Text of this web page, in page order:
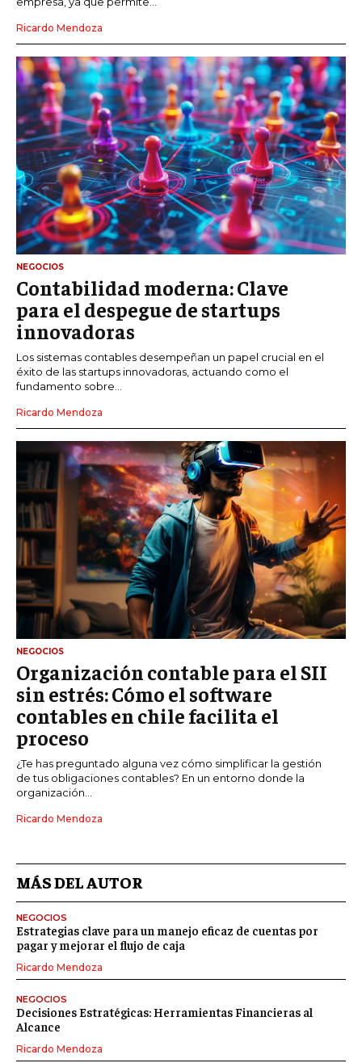
Ricardo Mendoza
NEGOCIOS
Contabilidad moderna: Clave
para el despegue de startups
innovadoras
Los sistemas contables desempeñan un papel crucial en el
éxito de las startups innovadoras, actuando como el
fundamento sobre...
Ricardo Mendoza
NEGOCIOS
Organización contable para el SII
sin estrés: Cómo el software
contables en chile facilita el
proceso
¿Te has preguntado alguna vez cómo simplificar la gestión
de tus obligaciones contables? En un entorno donde la
organización...
Ricardo Mendoza
MÁS DEL AUTOR
NEGOCIOS
Estrategias clave para un manejo eficaz de cuentas por
pagar y mejorar el flujo de caja
Ricardo Mendoza
NEGOCIOS
Decisiones Estratégicas: Herramientas Financieras al
Alcance
Ricardo Mendoza